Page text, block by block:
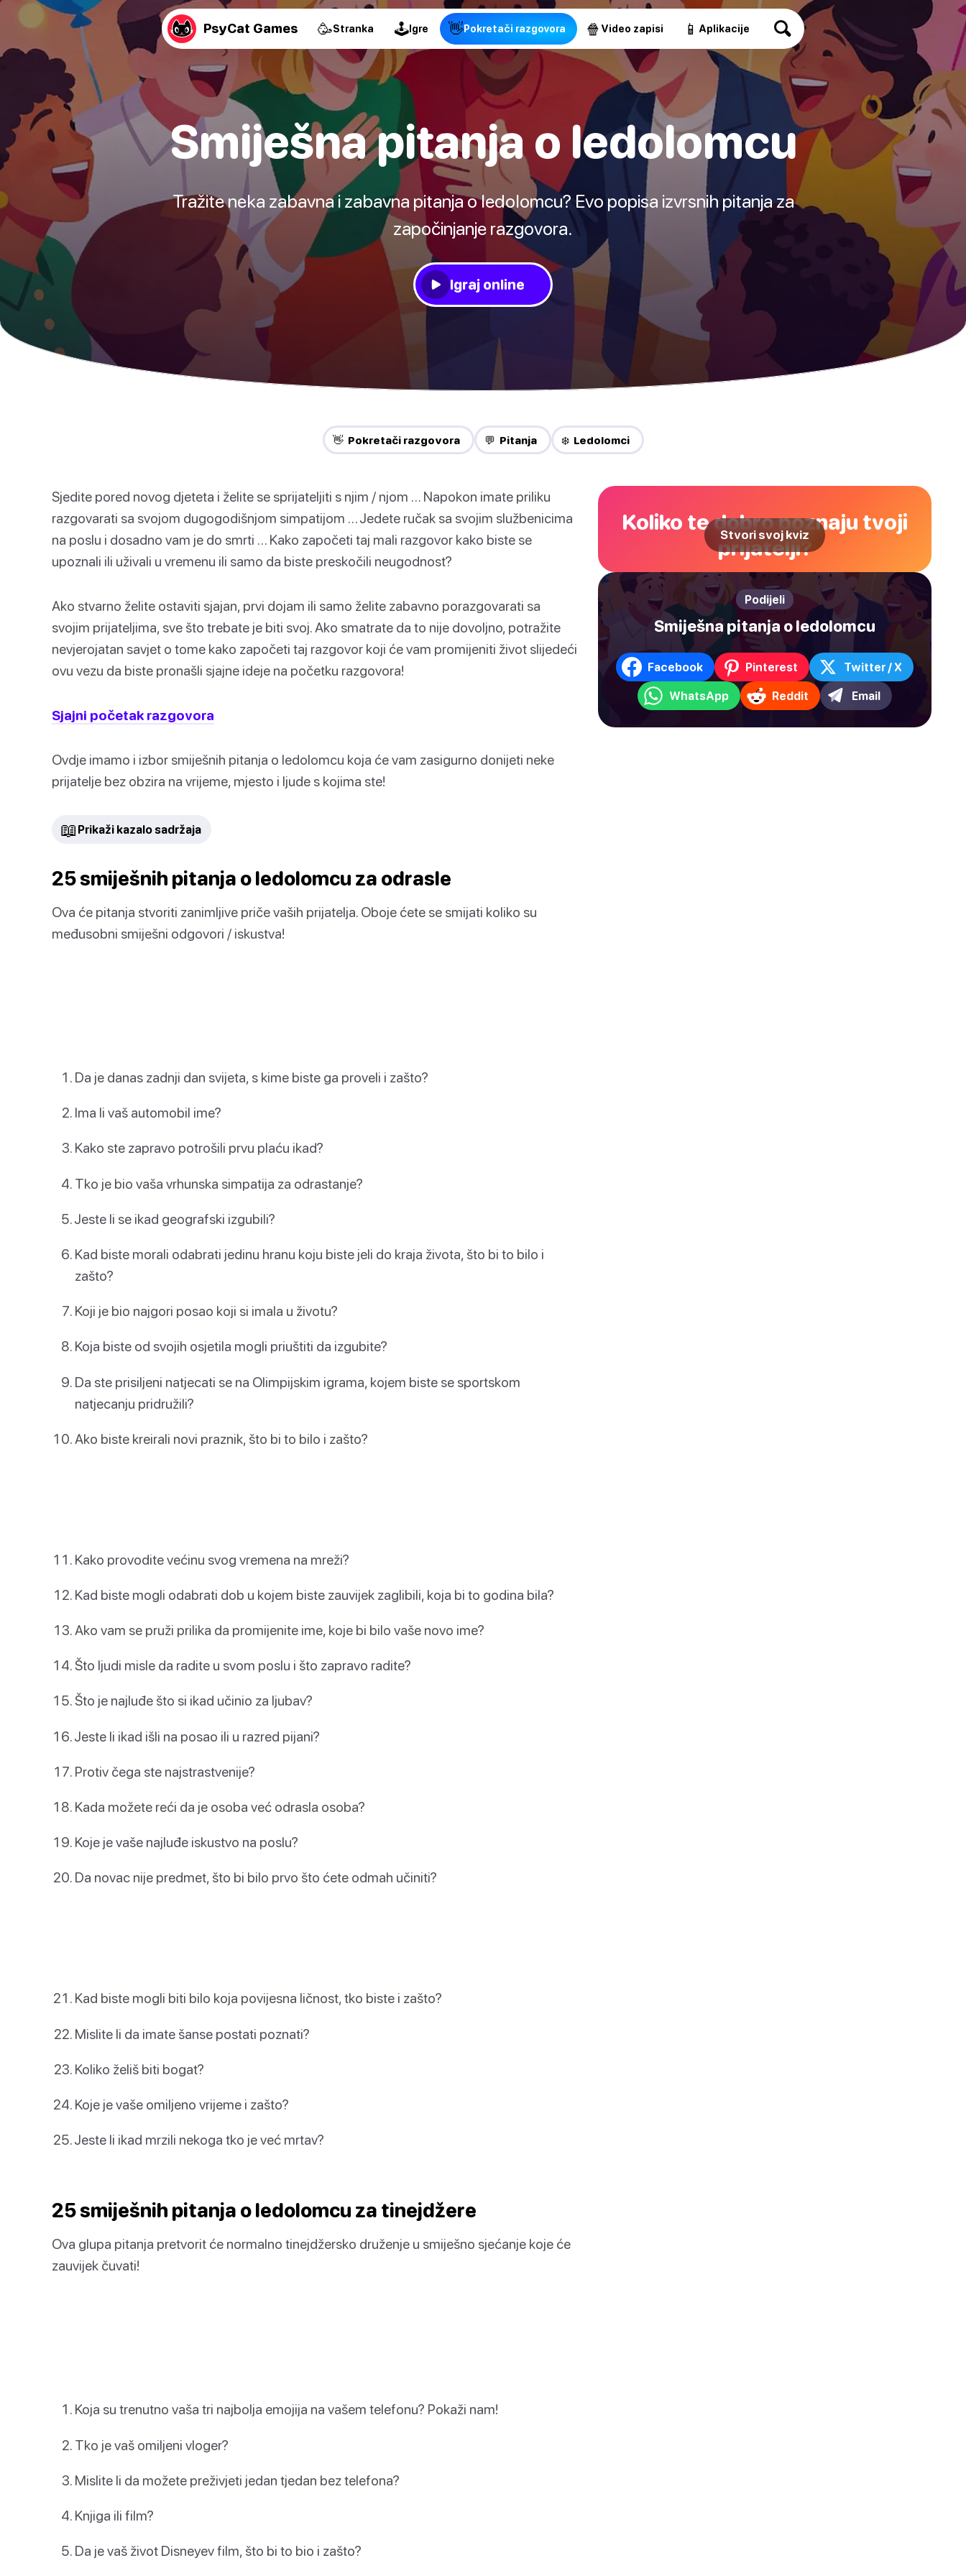
PsyCat Games 🥳Stranka 🕹Igre 👋Pokretači razgovora 🍿 Video zapisi 📱 Aplikacije
Smiješna pitanja o ledolomcu
Tražite neka zabavna i zabavna pitanja o ledolomcu? Evo popisa izvrsnih pitanja za
započinjanje razgovora.
Igraj online
👋 Pokretači razgovora 💬 Pitanja ❄️ Ledolomci
Sjedite pored novog djeteta i želite se sprijateljiti s njim / njom … Napokon imate priliku
razgovarati sa svojom dugogodišnjom simpatijom … Jedete ručak sa svojim službenicima
na poslu i dosadno vam je do smrti … Kako započeti taj mali razgovor kako biste se
upoznali ili uživali u vremenu ili samo da biste preskočili neugodnost?
Ako stvarno želite ostaviti sjajan, prvi dojam ili samo želite zabavno porazgovarati sa
svojim prijateljima, sve što trebate je biti svoj. Ako smatrate da to nije dovoljno, potražite
nevjerojatan savjet o tome kako započeti taj razgovor koji će vam promijeniti život slijedeći
ovu vezu da biste pronašli sjajne ideje na početku razgovora!
Sjajni početak razgovora
Ovdje imamo i izbor smiješnih pitanja o ledolomcu koja će vam zasigurno donijeti neke
prijatelje bez obzira na vrijeme, mjesto i ljude s kojima ste!
📖 Prikaži kazalo sadržaja
25 smiješnih pitanja o ledolomcu za odrasle
Ova će pitanja stvoriti zanimljive priče vaših prijatelja. Oboje ćete se smijati koliko su
međusobni smiješni odgovori / iskustva!
Da je danas zadnji dan svijeta, s kime biste ga proveli i zašto?
Ima li vaš automobil ime?
Kako ste zapravo potrošili prvu plaću ikad?
Tko je bio vaša vrhunska simpatija za odrastanje?
Jeste li se ikad geografski izgubili?
Kad biste morali odabrati jedinu hranu koju biste jeli do kraja života, što bi to bilo i
zašto?
Koji je bio najgori posao koji si imala u životu?
Koja biste od svojih osjetila mogli priuštiti da izgubite?
Da ste prisiljeni natjecati se na Olimpijskim igrama, kojem biste se sportskom
natjecanju pridružili?
Ako biste kreirali novi praznik, što bi to bilo i zašto?
Kako provodite većinu svog vremena na mreži?
Kad biste mogli odabrati dob u kojem biste zauvijek zaglibili, koja bi to godina bila?
Ako vam se pruži prilika da promijenite ime, koje bi bilo vaše novo ime?
Što ljudi misle da radite u svom poslu i što zapravo radite?
Što je najluđe što si ikad učinio za ljubav?
Jeste li ikad išli na posao ili u razred pijani?
Protiv čega ste najstrastvenije?
Kada možete reći da je osoba već odrasla osoba?
Koje je vaše najluđe iskustvo na poslu?
Da novac nije predmet, što bi bilo prvo što ćete odmah učiniti?
Kad biste mogli biti bilo koja povijesna ličnost, tko biste i zašto?
Mislite li da imate šanse postati poznati?
Koliko želiš biti bogat?
Koje je vaše omiljeno vrijeme i zašto?
Jeste li ikad mrzili nekoga tko je već mrtav?
25 smiješnih pitanja o ledolomcu za tinejdžere
Ova glupa pitanja pretvorit će normalno tinejdžersko druženje u smiješno sjećanje koje će
zauvijek čuvati!
Koja su trenutno vaša tri najbolja emojija na vašem telefonu? Pokaži nam!
Tko je vaš omiljeni vloger?
Mislite li da možete preživjeti jedan tjedan bez telefona?
Knjiga ili film?
Da je vaš život Disneyev film, što bi to bio i zašto?
Koliko te dobro poznaju tvoji
prijatelji?
Stvori svoj kviz
Podijeli
Smiješna pitanja o ledolomcu
Facebook Pinterest Twitter / X
WhatsApp Reddit Email